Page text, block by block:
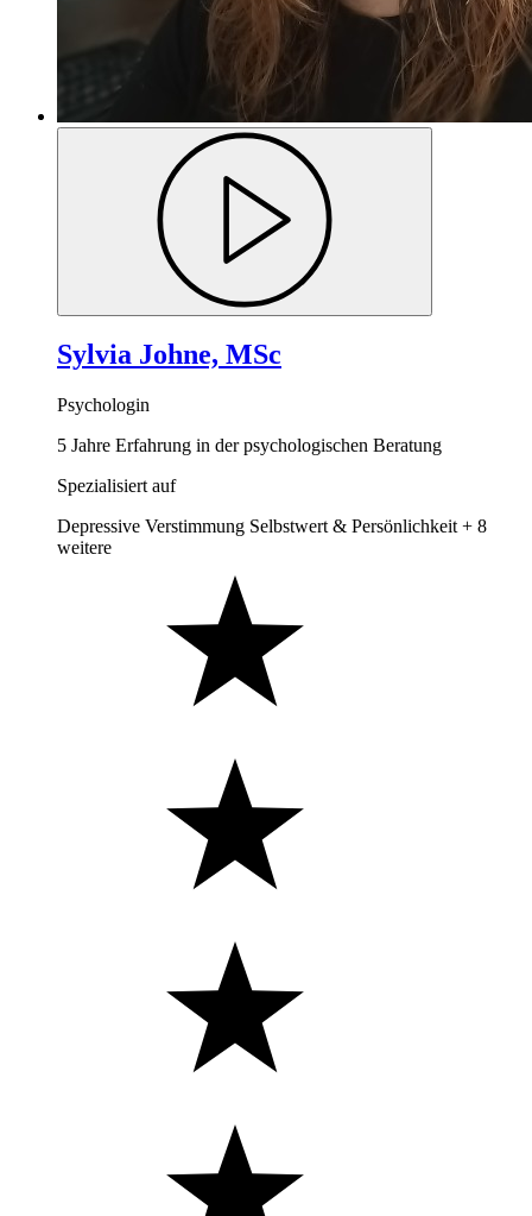
Sylvia Johne, MSc
Psychologin
5 Jahre Erfahrung in der psychologischen Beratung
Spezialisiert auf
Depressive Verstimmung Selbstwert & Persönlichkeit + 8
weitere